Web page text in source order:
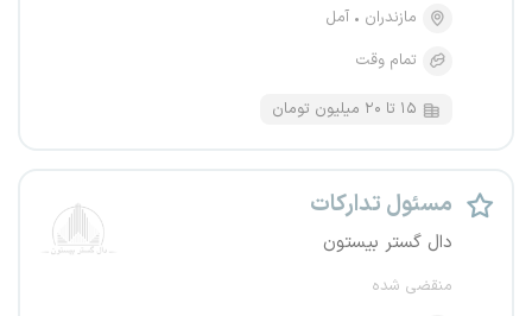
مازندران
آمل
تمام وقت
۱۵ تا ۲۰ میلیون تومان
مسئول تدارکات
دال گستر بیستون
منقضی شده